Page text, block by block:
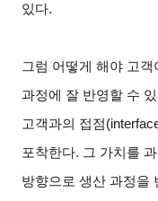
있다.
그럼 어떻게 해야 고
과정에 잘 반영할 수
고객과의 접점
포착한다. 그 가치를
방향으로 생산 과정을